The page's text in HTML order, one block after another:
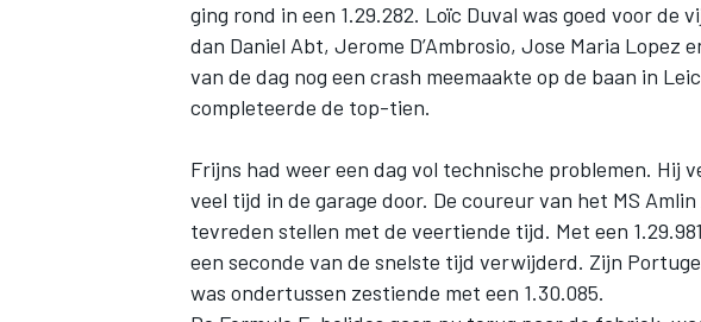
ging rond in een 1.29.282. Loïc Duval was goed voor
dan Daniel Abt, Jerome D’Ambrosio, Jose Maria Lopez
van de dag nog een crash meemaakte op de baan in
completeerde de top-tien.
Frijns had weer een dag vol technische problemen. Hij
veel tijd in de garage door. De coureur van het MS
tevreden stellen met de veertiende tijd. Met een
een seconde van de snelste tijd verwijderd. Zijn
was ondertussen zestiende met een 1.30.085.